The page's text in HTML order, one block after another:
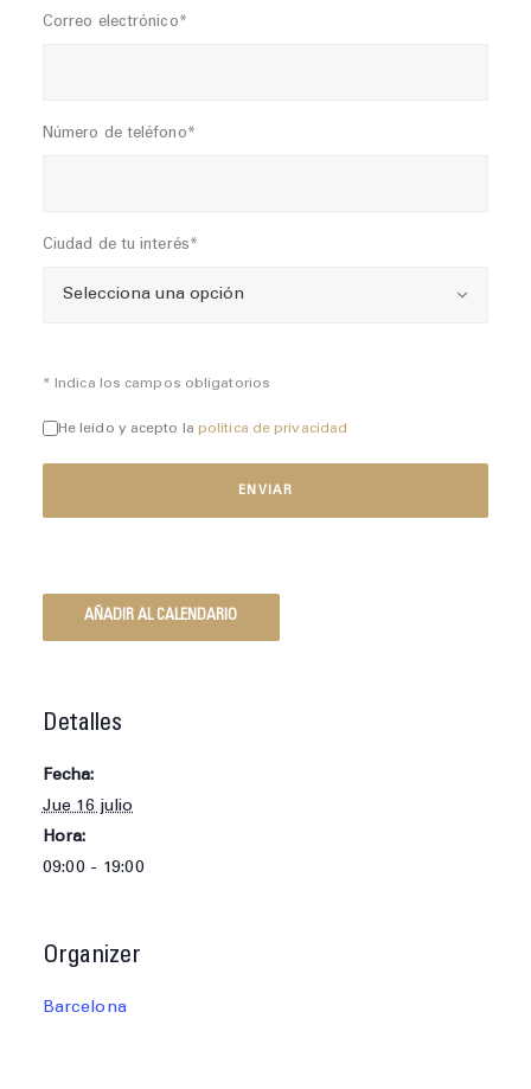
Correo electrónico*
Número de teléfono*
Ciudad de tu interés*
* Indica los campos obligatorios
He leído y acepto la política de privacidad
AÑADIR AL CALENDARIO
Detalles
Fecha:
Jue 16 julio
Hora:
09:00 - 19:00
Organizer
Barcelona